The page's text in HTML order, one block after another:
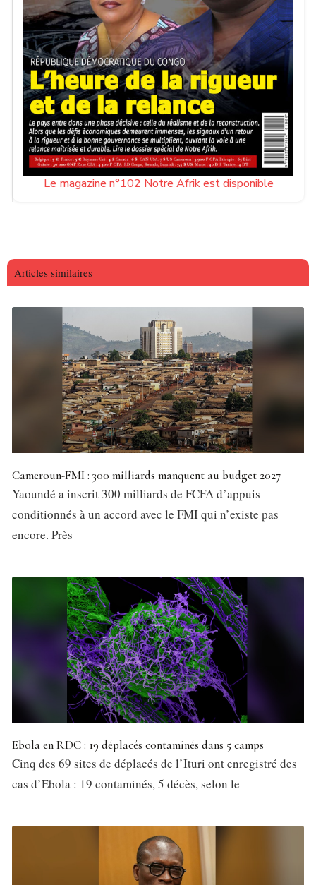
Le magazine n°102 Notre Afrik est disponible
Articles similaires
Cameroun-FMI : 300 milliards manquent au budget 2027
Yaoundé a inscrit 300 milliards de FCFA d’appuis
conditionnés à un accord avec le FMI qui n’existe pas
encore. Près
Ebola en RDC : 19 déplacés contaminés dans 5 camps
Cinq des 69 sites de déplacés de l’Ituri ont enregistré des
cas d’Ebola : 19 contaminés, 5 décès, selon le